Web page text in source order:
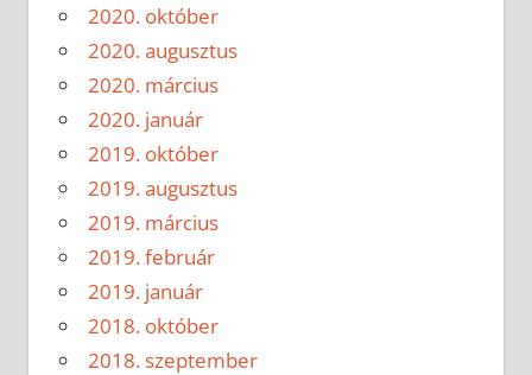
2020. október
2020. augusztus
2020. március
2020. január
2019. október
2019. augusztus
2019. március
2019. február
2019. január
2018. október
2018. szeptember